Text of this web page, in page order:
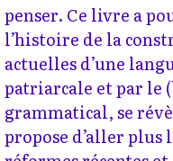
penser. Ce livre a
l’histoire de la
actuelles d’une
patriarcale et par le
grammatical, se
propose d’aller